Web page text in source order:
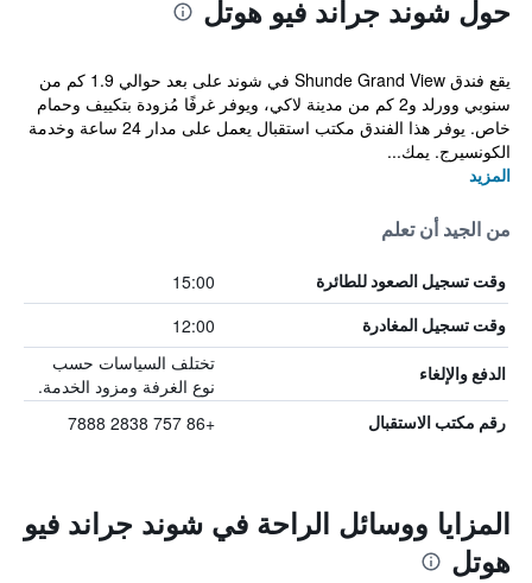
حول شوند جراند فيو هوتل
يقع فندق Shunde Grand View في شوند على بعد حوالي 1.9 كم من
سنوبي وورلد و2 كم من مدينة لاكي، ويوفر غرفًا مُزودة بتكييف وحمام
خاص. يوفر هذا الفندق مكتب استقبال يعمل على مدار 24 ساعة وخدمة
الكونسيرج. يمك...
المزيد
من الجيد أن تعلم
وقت تسجيل الصعود للطائرة 15:00
وقت تسجيل المغادرة 12:00
الدفع والإلغاء
تختلف السياسات حسب
نوع الغرفة ومزود الخدمة.
رقم مكتب الاستقبال +86 757 2838 7888
المزايا ووسائل الراحة في شوند جراند فيو
هوتل